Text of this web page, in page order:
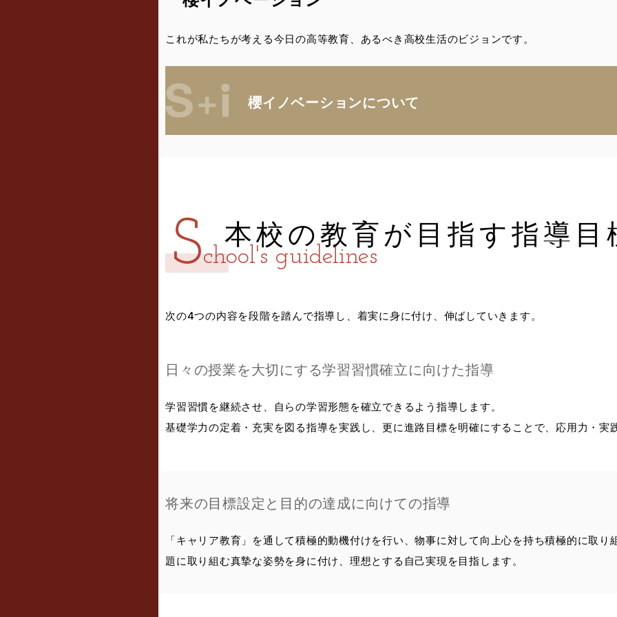
これが私たちが考える今日の高等教育、あるべき高校生活のビジョンです。
櫻イノベーションについて
本校の教育が目指す指導目
School's guidelines
次の4つの内容を段階を踏んで指導し、着実に身に付け、伸ばしていきます。
日々の授業を大切にする学習習慣確立に向けた指導
学習習慣を継続させ、自らの学習形態を確立できるよう指導します。
基礎学力の定着・充実を図る指導を実践し、更に進路目標を明確にすることで、応用力・実
将来の目標設定と目的の達成に向けての指導
「キャリア教育」を通して積極的動機付けを行い、物事に対して向上心を持ち積極的に取り
題に取り組む真摯な姿勢を身に付け、理想とする自己実現を目指します。